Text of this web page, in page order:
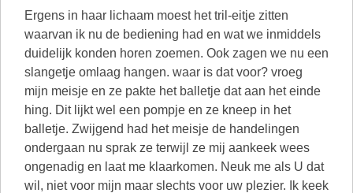
Ergens in haar lichaam moest het tril-eitje zitten
waarvan ik nu de bediening had en wat we inmiddels
duidelijk konden horen zoemen. Ook zagen we nu een
slangetje omlaag hangen. waar is dat voor? vroeg
mijn meisje en ze pakte het balletje dat aan het einde
hing. Dit lijkt wel een pompje en ze kneep in het
balletje. Zwijgend had het meisje de handelingen
ondergaan nu sprak ze terwijl ze mij aankeek wees
ongenadig en laat me klaarkomen. Neuk me als U dat
wil, niet voor mijn maar slechts voor uw plezier. Ik keek